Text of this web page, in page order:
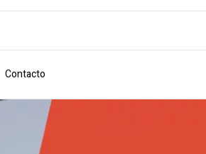
Contacto